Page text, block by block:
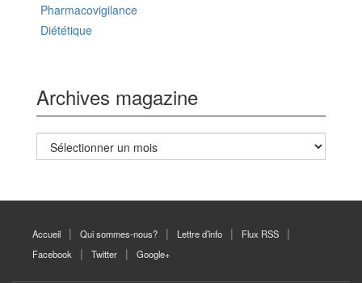
Pharmacovigilance
Diététique
Archives magazine
Archives
magazine
Accueil Qui sommes-nous? Lettre d’info
Flux RSS
Facebook
Twitter Google+